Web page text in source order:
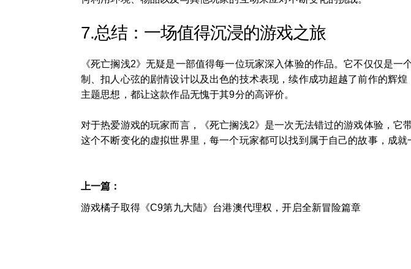
7.总结：一场值得沉浸的游戏之旅
《死亡搁浅2》无疑是一部值得每一位玩家深入体验的作品。它不仅仅是
制、扣人心弦的剧情设计以及出色的技术表现，续作成功超越了前作的辉
主题思想，都让这款作品无愧于其9分的高评价。
对于热爱游戏的玩家而言，《死亡搁浅2》是一次无法错过的游戏体验，
这个不断变化的虚拟世界里，每一个玩家都可以找到属于自己的故事，成就
上一篇：
游戏橘子取得《C9第九大陆》台港澳代理权，开启全新冒险篇章